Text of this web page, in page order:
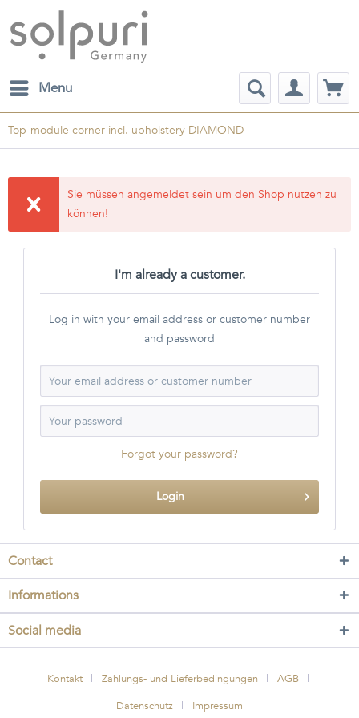
Menu
Top-module corner incl. upholstery DIAMOND
Sie müssen angemeldet sein um den Shop nutzen zu
können!
I'm already a customer.
Log in with your email address or customer number
and password
Forgot your password?
Login
Contact
Informations
Social media
Kontakt Zahlungs- und Lieferbedingungen
AGB
Datenschutz
Impressum